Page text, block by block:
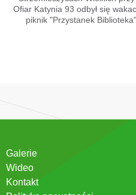
Ofiar Katynia 93 odbył się
piknik "Przystanek Biblioteka".
Galerie
Wideo
Kontakt